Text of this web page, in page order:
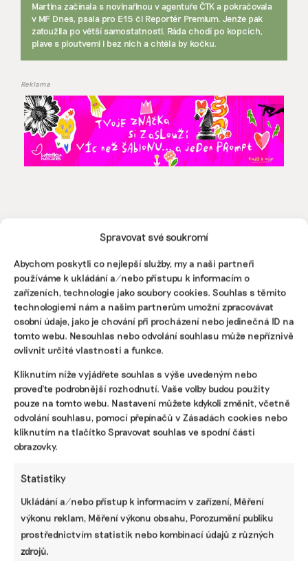
Spravovat své soukromí
Abychom poskytli co nejlepší služby, my a naši partneři
používáme k ukládání a/nebo přístupu k informacím o
zařízeních, technologie jako soubory cookies. Souhlas s těmito
technologiemi nám a našim partnerům umožní zpracovávat
osobní údaje, jako je chování při procházení nebo jedinečná ID na
tomto webu. Nesouhlas nebo odvolání souhlasu může nepříznivě
ovlivnit určité vlastnosti a funkce.
Kliknutím níže vyjádřete souhlas s výše uvedeným nebo
proveďte podrobnější rozhodnutí. Vaše volby budou použity
pouze na tomto webu. Nastavení můžete kdykoli změnit, včetně
odvolání souhlasu, pomocí přepínačů v Zásadách cookies nebo
kliknutím na tlačítko Spravovat souhlas ve spodní části
obrazovky.
Statistiky
Ukládání a/nebo přístup k informacím v zařízení, Měření
výkonu reklam, Měření výkonu obsahu, Porozumění publiku
prostřednictvím statistik nebo kombinací údajů z různých
zdrojů.
Martina začínala s novinařinou v agentuře ČTK a pokračovala
v MF Dnes, psala pro E15 či Reportér Premium. Jenže pak
zatoužila po větší samostatnosti. Ráda chodí po kopcích,
plave s ploutvemi i bez nich a chtěla by kočku.
Reklama
Pomozte udržet důležité
informace dostupné všem.
Díky vaší podpoře se můžeme pustit do témat,
která by jinak nevznikla.
Přispějte na vznik obsahu.